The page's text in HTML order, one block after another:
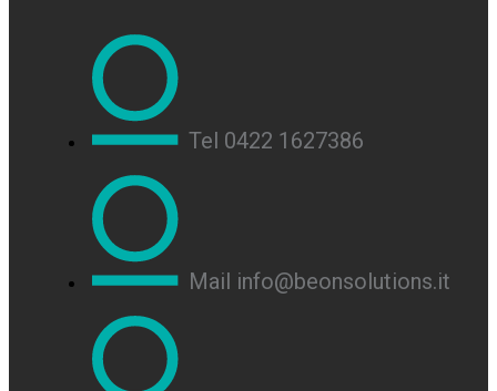
Tel 0422 1627386
Mail info@beonsolutions.it